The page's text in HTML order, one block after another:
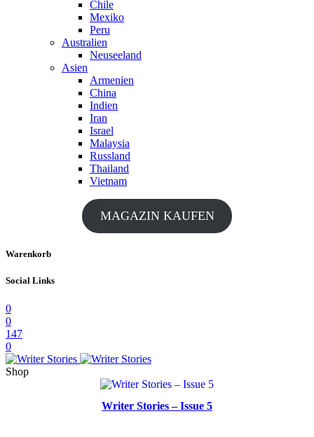
Chile
Mexiko
Peru
Australien
Neuseeland
Asien
Armenien
China
Indien
Iran
Israel
Malaysia
Russland
Thailand
Vietnam
MAGAZIN KAUFEN
Warenkorb
Social Links
0
0
147
0
Shop
Writer Stories – Issue 5